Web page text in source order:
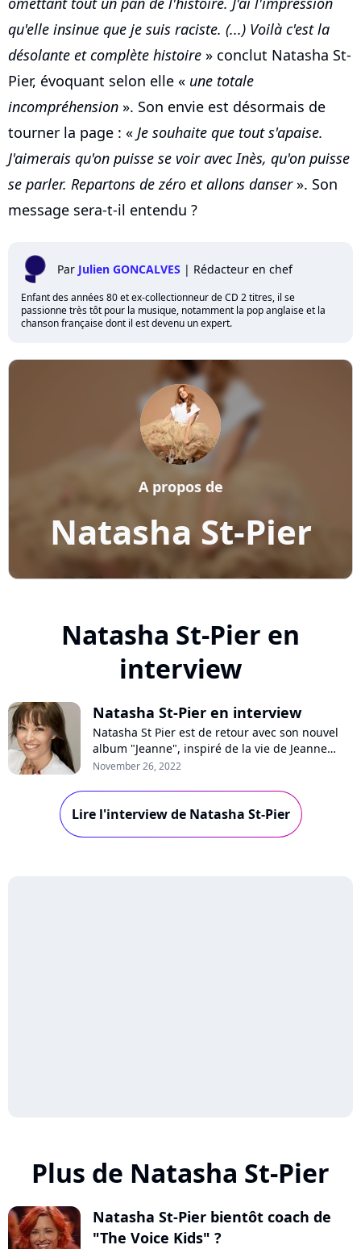
qu'elle insinue que je suis raciste. (...) Voilà c'est la
désolante et complète histoire » conclut Natasha St-
Pier, évoquant selon elle « une totale
incompréhension ». Son envie est désormais de
tourner la page : « Je souhaite que tout s'apaise.
J'aimerais qu'on puisse se voir avec Inès, qu'on puisse
se parler. Repartons de zéro et allons danser». Son
message sera-t-il entendu ?
Par Julien GONCALVES | Rédacteur en chef
Enfant des années 80 et ex-collectionneur de CD 2 titres, il se
passionne très tôt pour la musique, notamment la pop anglaise et la
chanson française dont il est devenu un expert.
Natasha St-Pier
A propos de
Natasha St-Pier en
interview
Natasha St-Pier en interview
Natasha St Pier est de retour avec son nouvel
album "Jeanne", inspiré de la vie de Jeanne
d'Arc et des écrits de Thérèse de Lisieurs. En
ces figures féministes, l'étiquette de chanteuse
spirituelle ou encore sa tournée des églises.
November 26, 2022
Lire l'interview de Natasha St-Pier
Plus de Natasha St-Pier
Natasha St-Pier bientôt coach de
"The Voice Kids" ?